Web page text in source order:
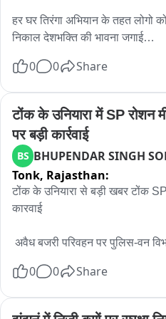
हर घर तिरंगा अभियान के तहत लोगो
निकाल देशभक्ति की भावना जगाई
नगर पालिका दूनी द्वारा स्वतंत्रता
करने के उद्देश्य से हर घर तिरंगा
पर अधिशासी अधिकारी अमर चन्द
से एक तिरंगा रैली निकाली गई इस रैली में
जांगिड़, रामराज बलाई, नन्द लाल भील,
सहित ग्रामवासी रहे मौजूद।
0 0 Share
टोंक के उनियारा में SP रोशन
पर बड़ी कार्रवाई
BS
Tonk, Rajasthan:
टोंक के उनियारा से बड़ी खबर टोंक SP
कारवाई
अवैध बजरी परिवहन पर पुलिस-वन
मीणों की झोपड़ियां में अवैध बजरी
बालाजी पेड़ा और मसानिया पेड़ा के
0 0 Share